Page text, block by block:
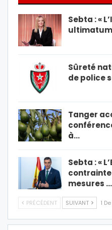
Sebta : «
Sûreté
de police
Tanger
à…
Sebta : «
contrainte
mesures …
PRÉCÉDENT SUIVANT 1